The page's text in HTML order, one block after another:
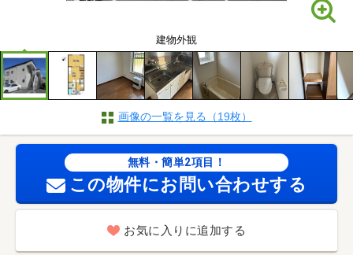
建物外観
画像の一覧を見る（19枚）
無料・簡単2項目！
この物件にお問い合わせする
お気に入りに追加する